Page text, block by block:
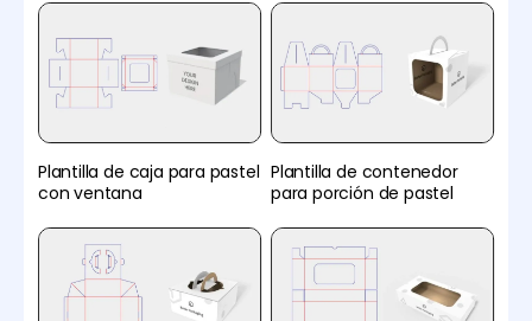
Plantilla de caja para pastel
con ventana
Plantilla de contenedor
para porción de pastel